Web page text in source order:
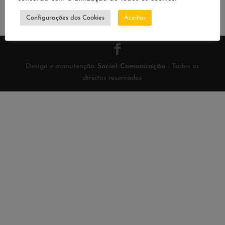
Design e manutenção: Social Comunicação - Todos os
direitos reservados
Configurações dos Cookies Aceitar